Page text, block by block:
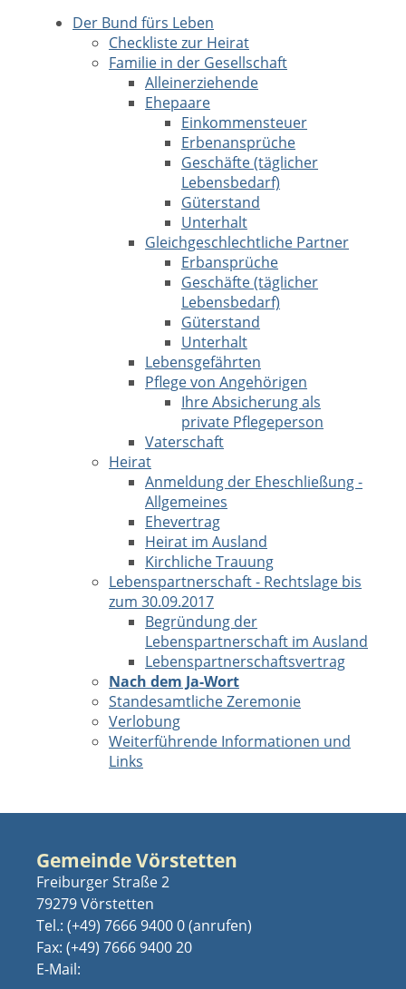
Der Bund fürs Leben
Checkliste zur Heirat
Familie in der Gesellschaft
Alleinerziehende
Ehepaare
Einkommensteuer
Erbenansprüche
Geschäfte (täglicher
Lebensbedarf)
Güterstand
Unterhalt
Gleichgeschlechtliche Partner
Erbansprüche
Geschäfte (täglicher
Lebensbedarf)
Güterstand
Unterhalt
Lebensgefährten
Pflege von Angehörigen
Ihre Absicherung als
private Pflegeperson
Vaterschaft
Heirat
Anmeldung der Eheschließung -
Allgemeines
Ehevertrag
Heirat im Ausland
Kirchliche Trauung
Lebenspartnerschaft - Rechtslage bis
zum 30.09.2017
Begründung der
Lebenspartnerschaft im Ausland
Lebenspartnerschaftsvertrag
Nach dem Ja-Wort
Standesamtliche Zeremonie
Verlobung
Weiterführende Informationen und
Links
Gemeinde Vörstetten
Freiburger Straße 2
79279 Vörstetten
Tel.: (+49) 7666 9400 0
Fax: (+49) 7666 9400 20
E-Mail: